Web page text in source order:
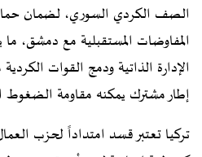
الصف الكردي السوري، لضمان
المفاوضات المستقبلية مع دمشق،
الإدارة الذاتية ودمج القوات
إطار مشترك يمكنه مقاومة الضغوط
تركيا تعتبر قسد امتداداً لحزب